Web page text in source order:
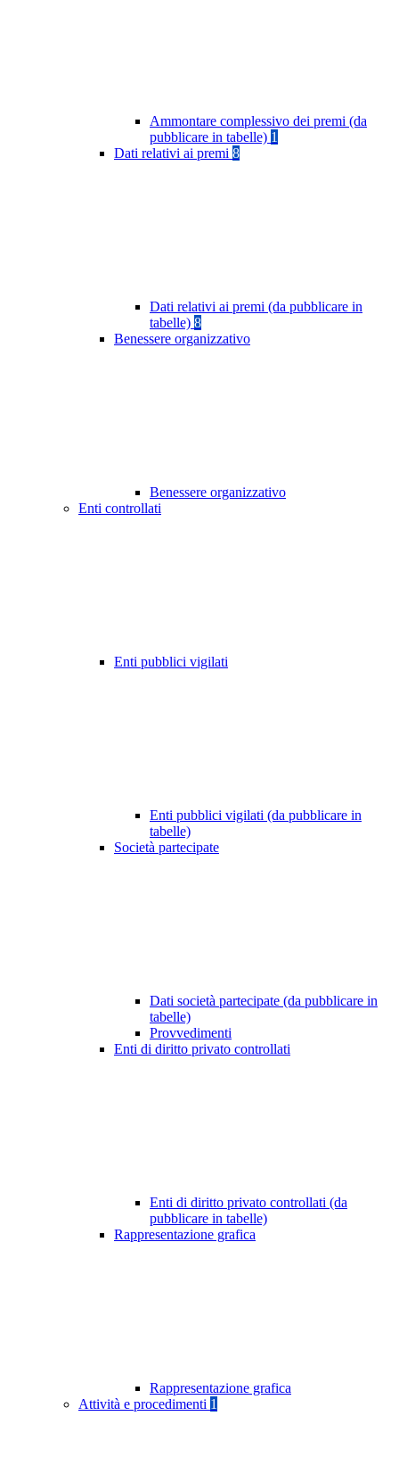
Ammontare complessivo dei premi (da
pubblicare in tabelle) 1
Dati relativi ai premi 8
Dati relativi ai premi (da pubblicare in
tabelle) 8
Benessere organizzativo
Benessere organizzativo
Enti controllati
Enti pubblici vigilati
Enti pubblici vigilati (da pubblicare in
tabelle)
Società partecipate
Dati società partecipate (da pubblicare in
tabelle)
Provvedimenti
Enti di diritto privato controllati
Enti di diritto privato controllati (da
pubblicare in tabelle)
Rappresentazione grafica
Rappresentazione grafica
Attività e procedimenti 1